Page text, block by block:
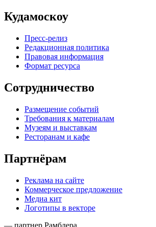
Кудамоскоу
Пресс-релиз
Редакционная политика
Правовая информация
Формат ресурса
Сотрудничество
Размещение событий
Требования к материалам
Музеям и выставкам
Ресторанам и кафе
Партнёрам
Реклама на сайте
Коммерческое предложение
Медиа кит
Логотипы в векторе
— партнер Рамблера